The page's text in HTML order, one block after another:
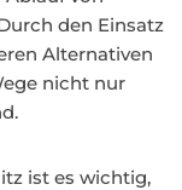
den Einsatz
Alternativen
nicht nur
ist es wichtig,